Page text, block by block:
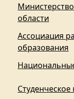
области
Ассоциация
образования